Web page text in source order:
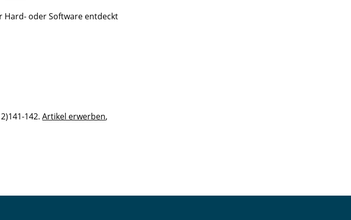
Hard- oder Software entdeckt
142.Artikel erwerben,